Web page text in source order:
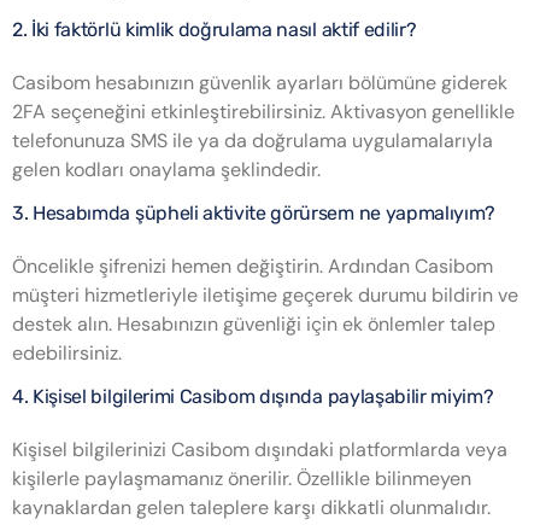
2. İki faktörlü kimlik doğrulama nasıl aktif edilir?
Casibom hesabınızın güvenlik ayarları bölümüne giderek
2FA seçeneğini etkinleştirebilirsiniz. Aktivasyon genellikle
telefonunuza SMS ile ya da doğrulama uygulamalarıyla
gelen kodları onaylama şeklindedir.
3. Hesabımda şüpheli aktivite görürsem ne yapmalıyım?
Öncelikle şifrenizi hemen değiştirin. Ardından Casibom
müşteri hizmetleriyle iletişime geçerek durumu bildirin ve
destek alın. Hesabınızın güvenliği için ek önlemler talep
edebilirsiniz.
4. Kişisel bilgilerimi Casibom dışında paylaşabilir miyim?
Kişisel bilgilerinizi Casibom dışındaki platformlarda veya
kişilerle paylaşmamanız önerilir. Özellikle bilinmeyen
kaynaklardan gelen taleplere karşı dikkatli olunmalıdır.